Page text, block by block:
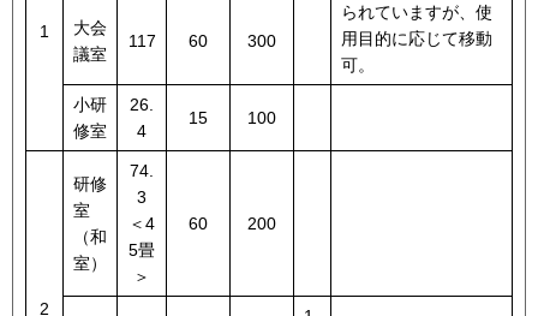
1
られていますが、使
用目的に応じて移動
可。
大会
議室
117 60 300
小研
修室
26.
4
15 100
2
研修
室
（和
室）
74.
3
＜4
5畳
＞
60 200